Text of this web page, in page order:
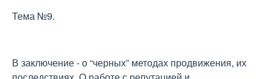
Тема №9.
В заключение - о “черных” методах продвижения, их